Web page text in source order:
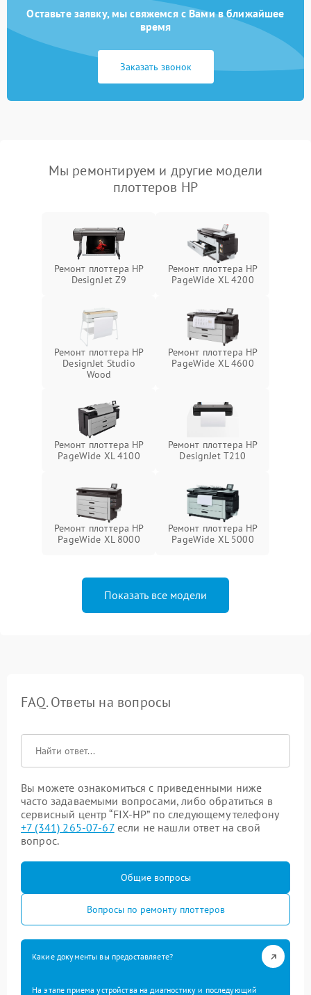
Оставьте заявку, мы свяжемся с Вами в ближайшее
время
Заказать звонок
Мы ремонтируем и другие модели
плоттеров HP
Ремонт плоттера HP
DesignJet Z9
Ремонт плоттера HP
PageWide XL 4200
Ремонт плоттера HP
DesignJet Studio
Wood
Ремонт плоттера HP
PageWide XL 4600
Ремонт плоттера HP
PageWide XL 4100
Ремонт плоттера HP
DesignJet T210
Ремонт плоттера HP
PageWide XL 8000
Ремонт плоттера HP
PageWide XL 5000
Показать все модели
FAQ. Ответы на вопросы
Вы можете ознакомиться с приведенными ниже
часто задаваемыми вопросами, либо обратиться в
сервисный центр “FIX-HP” по следующему телефону
+7 (341) 265-07-67если не нашли ответ на свой
вопрос.
Общие вопросы
Вопросы по ремонту плоттеров
Какие документы вы предоставляете?
На этапе приема устройства на диагностику и последующий